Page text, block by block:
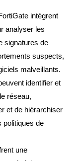
intègrent
analyser les
signatures de
suspects,
malveillants.
identifier et
réseau,
et de hiérarchiser
politiques de
une